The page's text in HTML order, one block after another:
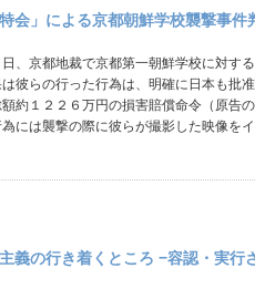
特会」による京都朝鮮学校襲撃事件
日、京都地裁で京都第一朝鮮学校に対す
彼らの行った行為は、明確に日本も批
約１２２６万円の損害賠償命令（原告
には襲撃の際に彼らが撮影した映像を
義の行き着くところ −容認・実行